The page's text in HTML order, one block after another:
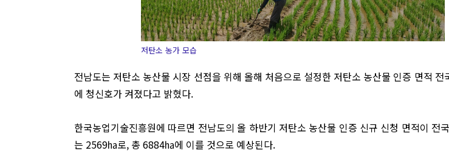
저탄소 농가 모습
전남도는 저탄소 농산물 시장 선점을 위해 올해 처음으로 설정한 저탄소 농산물 인증 면적 전
에 청신호가 켜졌다고 밝혔다.
한국농업기술진흥원에 따르면 전남도의 올 하반기 저탄소 농산물 인증 신규 신청 면적이 전
는 2569㏊로, 총 6884㏊에 이를 것으로 예상된다.